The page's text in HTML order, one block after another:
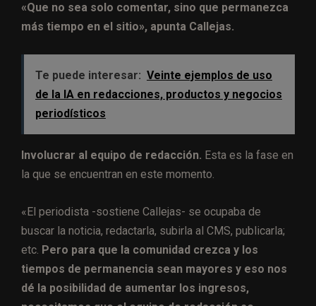
«Que no sea solo comentar, sino que permanezca
más tiempo en el sitio», apunta Callejas.
Te puede interesar: Veinte ejemplos de uso
de la IA en redacciones, productos y negocios
periodísticos
Involucrar al equipo de redacción. Esta es la fase en
la que se encuentran en este momento.
«El periodista -sostiene Callejas- se ocupaba de
buscar la noticia, redactarla, subirla al CMS, publicarla;
etc. Pero para que la comunidad crezca y los
tiempos de permanencia sean mayores y eso nos
dé la posibilidad de aumentar los ingresos,